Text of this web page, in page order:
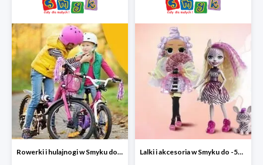
Rowerki i hulajnogi w Smyku do -50% Lalki i akcesoria w Smyku do -52%